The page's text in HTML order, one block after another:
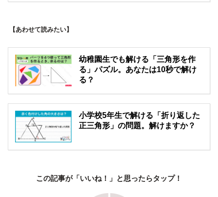
【あわせて読みたい】
幼稚園生でも解ける「三角形を作
る」パズル。あなたは10秒で解け
る？
小学校5年生で解ける「折り返した
正三角形」の問題。解けますか？
この記事が「いいね！」と思ったらタップ！